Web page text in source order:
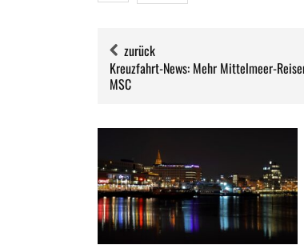
zurück
Kreuzfahrt-News: Mehr Mittelmeer-
MSC